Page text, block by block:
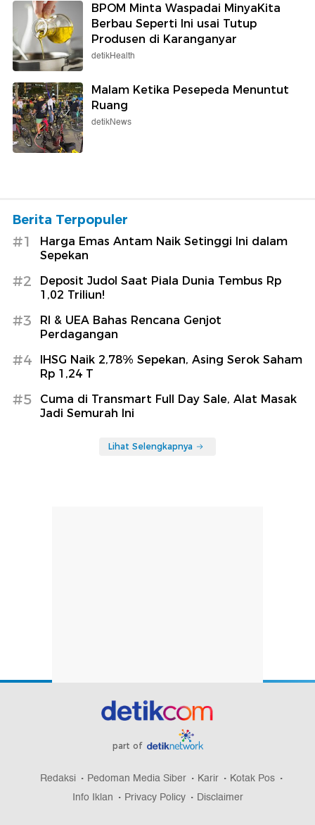
BPOM Minta Waspadai MinyaKita
Berbau Seperti Ini usai Tutup
Produsen di Karanganyar
detikHealth
Malam Ketika Pesepeda Menuntut
Ruang
detikNews
Berita Terpopuler
#1
Harga Emas Antam Naik Setinggi Ini dalam
Sepekan
#2
Deposit Judol Saat Piala Dunia Tembus Rp
1,02 Triliun!
#3
RI & UEA Bahas Rencana Genjot
Perdagangan
#4
IHSG Naik 2,78% Sepekan, Asing Serok Saham
Rp 1,24 T
#5
Cuma di Transmart Full Day Sale, Alat Masak
Jadi Semurah Ini
Lihat Selengkapnya
part of
Redaksi Pedoman Media Siber Karir
Kotak Pos
Info Iklan
Privacy Policy Disclaimer